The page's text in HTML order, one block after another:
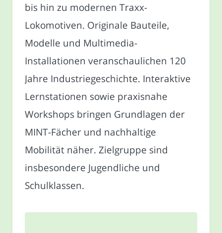
bis hin zu modernen Traxx-
Lokomotiven. Originale Bauteile,
Modelle und Multimedia-
Installationen veranschaulichen 120
Jahre Industriegeschichte. Interaktive
Lernstationen sowie praxisnahe
Workshops bringen Grundlagen der
MINT-Fächer und nachhaltige
Mobilität näher. Zielgruppe sind
insbesondere Jugendliche und
Schulklassen.